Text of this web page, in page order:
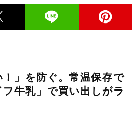
！」を防ぐ。常温保存で
牛乳」で買い出しがラ